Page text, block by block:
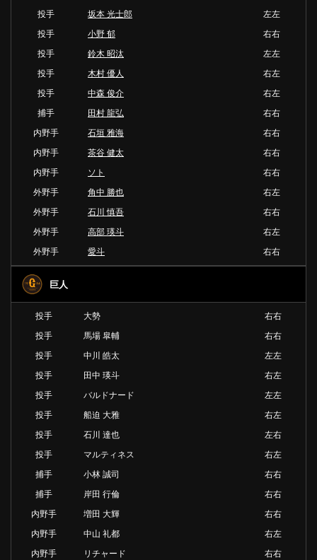
投手
坂本 光士郎
左左
投手
小野 郁
右右
投手
鈴木 昭汰
左左
投手
木村 優人
右左
投手
中森 俊介
右左
捕手
田村 龍弘
右右
内野手
石垣 雅海
右右
内野手
茶谷 健太
右右
内野手
ソト
右右
外野手
角中 勝也
右左
外野手
石川 慎吾
右右
外野手
高部 瑛斗
右左
外野手
愛斗 右右
巨人
投手 大勢
右右
投手
馬場 皐輔
右右
投手
中川 皓太
左左
投手
田中 瑛斗
右左
投手
バルドナード
左左
投手
船迫 大雅
右左
投手
石川 達也
左右
投手
マルティネス
右左
捕手
小林 誠司
右右
捕手
岸田 行倫
右右
内野手
増田 大輝
右右
内野手
中山 礼都
右左
内野手
リチャード
右右